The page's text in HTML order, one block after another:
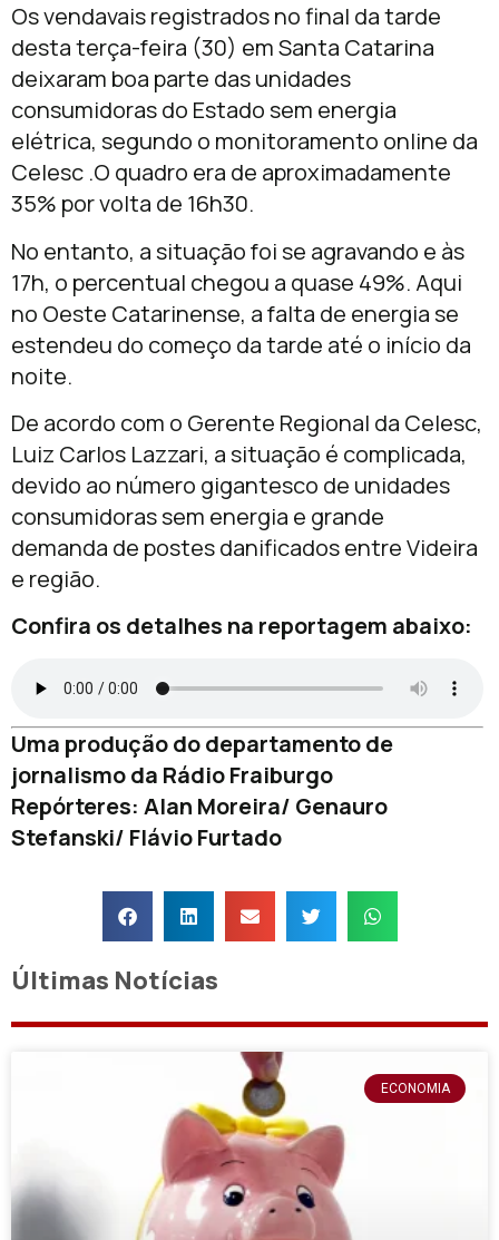
Os vendavais registrados no final da tarde
desta terça-feira (30) em Santa Catarina
deixaram boa parte das unidades
consumidoras do Estado sem energia
elétrica, segundo o monitoramento online da
Celesc .O quadro era de aproximadamente
35% por volta de 16h30.
No entanto, a situação foi se agravando e às
17h, o percentual chegou a quase 49%. Aqui
no Oeste Catarinense, a falta de energia se
estendeu do começo da tarde até o início da
noite.
De acordo com o Gerente Regional da Celesc,
Luiz Carlos Lazzari, a situação é complicada,
devido ao número gigantesco de unidades
consumidoras sem energia e grande
demanda de postes danificados entre Videira
e região.
Confira os detalhes na reportagem abaixo:
Uma produção do departamento de
jornalismo da Rádio Fraiburgo
Repórteres: Alan Moreira/ Genauro
Stefanski/ Flávio Furtado
Últimas Notícias
ECONOMIA